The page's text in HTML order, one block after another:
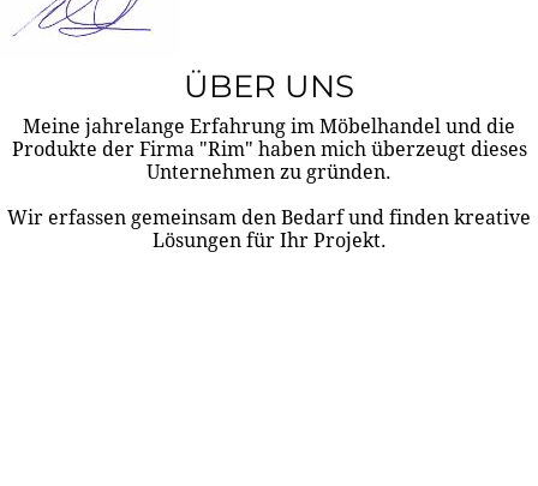
ÜBER UNS
Meine jahrelange Erfahrung im Möbelhandel und die
Produkte der Firma "Rim" haben mich überzeugt dieses
Unternehmen zu gründen.
Wir erfassen gemeinsam den Bedarf und finden kreative
Lösungen für Ihr Projekt.